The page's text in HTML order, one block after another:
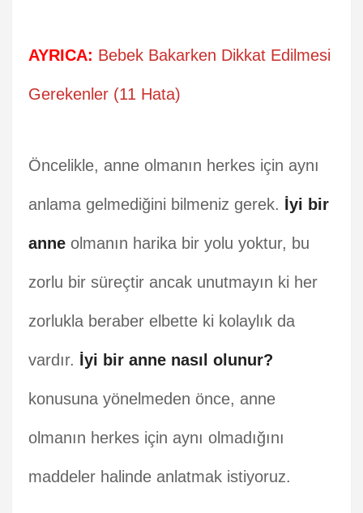
AYRICA: Bebek Bakarken Dikkat Edilmesi
Gerekenler (11 Hata)
Öncelikle, anne olmanın herkes için aynı
anlama gelmediğini bilmeniz gerek. İyi bir
anne olmanın harika bir yolu yoktur, bu
zorlu bir süreçtir ancak unutmayın ki her
zorlukla beraber elbette ki kolaylık da
vardır. İyi bir anne nasıl olunur?
konusuna yönelmeden önce, anne
olmanın herkes için aynı olmadığını
maddeler halinde anlatmak istiyoruz.